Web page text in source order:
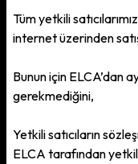
Tüm yetkili
internet üzerinden
Bunun için ELCA’dan
gerekmediğini,
Yetkili satıcıların
ELCA tarafından